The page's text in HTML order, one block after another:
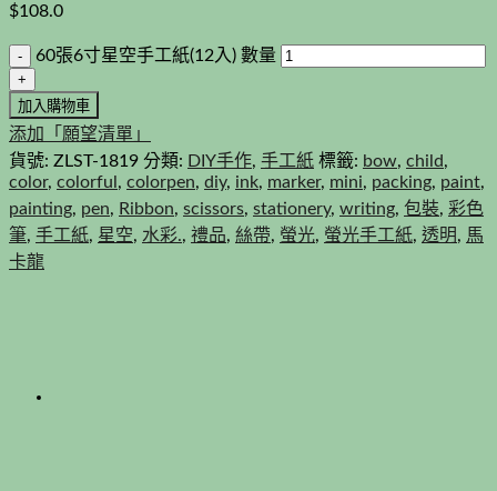
$108.0
60張6寸星空手工紙(12入) 數量
加入購物車
添加「願望清單」
貨號: ZLST-1819 分類: DIY手作, 手工紙 標籤: bow, child,
color, colorful , colorpen, diy, ink, marker, mini, packing, paint,
painting, pen, Ribbon, scissors, stationery, writing, 包裝, 彩色
筆, 手工紙, 星空, 水彩., 禮品, 絲帶, 螢光, 螢光手工紙, 透明, 馬
卡龍